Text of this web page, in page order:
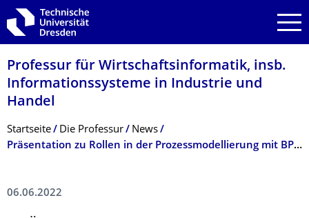
Zur Hauptnavigation springen
Zur Suche springen
Zum Inhalt springen
Professur für Wirtschaftsinfor­matik, insb.
Informationssyste­me in Industrie und
Handel
Breadcrumb-Menü
Startseite Die Professur
News
Präsentation zu Rollen in der Prozessmodellierung mit BPMN
06.06.2022